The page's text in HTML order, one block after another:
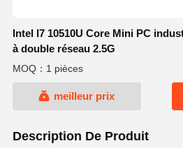
Intel I7 10510U Core Mini PC
à double réseau 2.5G
MOQ：1 pièces
meilleur prix
Description De Produit